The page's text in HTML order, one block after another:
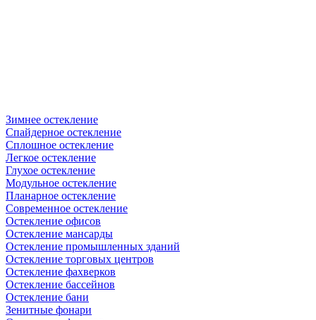
Зимнее остекление
Спайдерное остекление
Сплошное остекление
Легкое остекление
Глухое остекление
Модульное остекление
Планарное остекление
Современное остекление
Остекление офисов
Остекление мансарды
Остекление промышленных зданий
Остекление торговых центров
Остекление фахверков
Остекление бассейнов
Остекление бани
Зенитные фонари